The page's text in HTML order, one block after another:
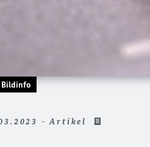
Bildinfo
- Artikel